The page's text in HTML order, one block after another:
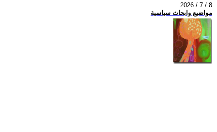
2026 / 7 / 8
مواضيع وابحاث سياسية